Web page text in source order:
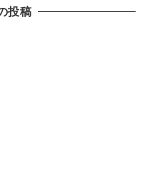
投稿